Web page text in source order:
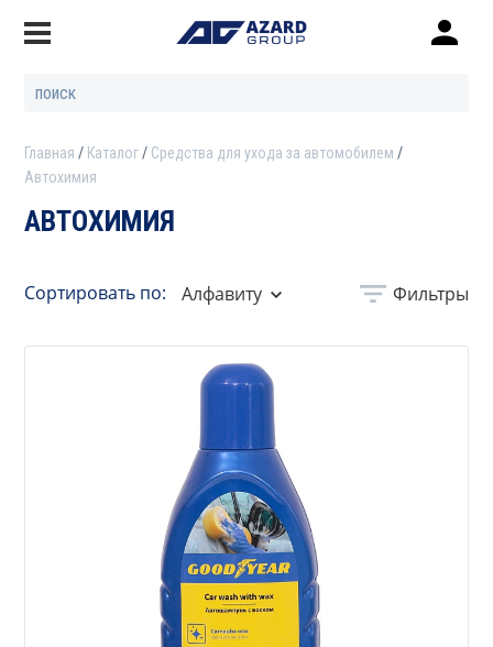
Главная Каталог
Средства для ухода за автомобилем
Автохимия
АВТОХИМИЯ
Сортировать по: Алфавиту Фильтры